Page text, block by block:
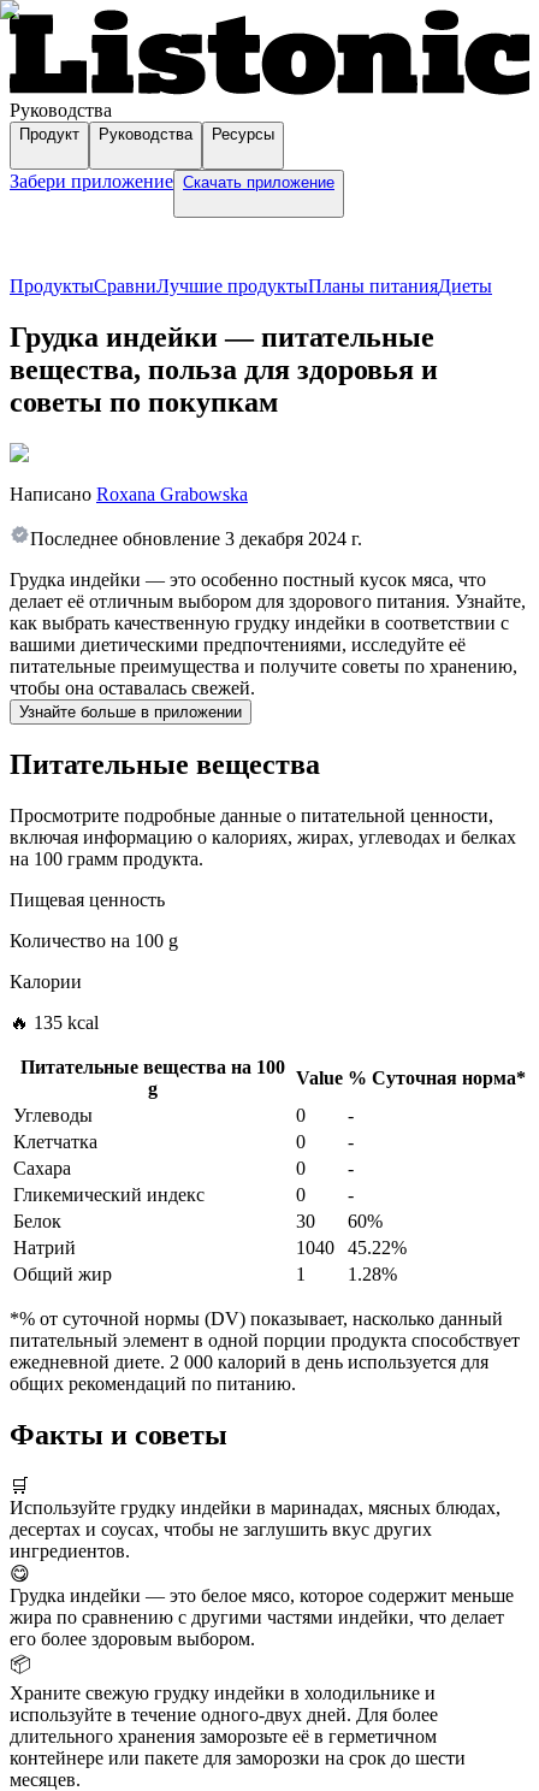
Руководства
Продукт Руководства Ресурсы
Забери приложение Скачать приложение
ПродуктыСравниЛучшие продуктыПланы питанияДиеты
Грудка индейки — питательные
вещества, польза для здоровья и
советы по покупкам
Написано Roxana Grabowska
Последнее обновление 3 декабря 2024 г.
Грудка индейки — это особенно постный кусок мяса, что
делает её отличным выбором для здорового питания. Узнайте,
как выбрать качественную грудку индейки в соответствии с
вашими диетическими предпочтениями, исследуйте её
питательные преимущества и получите советы по хранению,
чтобы она оставалась свежей.
Узнайте больше в приложении
Питательные вещества
Просмотрите подробные данные о питательной ценности,
включая информацию о калориях, жирах, углеводах и белках
на 100 грамм продукта.
Пищевая ценность
Количество на 100 g
Калории
🔥 135 kcal
Питательные вещества на 100
g
Value % Суточная норма*
Углеводы
0
-
Клетчатка
0
-
Сахара
0
-
Гликемический индекс
0
-
Белок
30
60%
Натрий
1040
45.22%
Общий жир
1 1.28%
*% от суточной нормы (DV) показывает, насколько данный
питательный элемент в одной порции продукта способствует
ежедневной диете. 2 000 калорий в день используется для
общих рекомендаций по питанию.
Факты и советы
🛒
Используйте грудку индейки в маринадах, мясных блюдах,
десертах и соусах, чтобы не заглушить вкус других
ингредиентов.
😋
Грудка индейки — это белое мясо, которое содержит меньше
жира по сравнению с другими частями индейки, что делает
его более здоровым выбором.
📦
Храните свежую грудку индейки в холодильнике и
используйте в течение одного-двух дней. Для более
длительного хранения заморозьте её в герметичном
контейнере или пакете для заморозки на срок до шести
месяцев.